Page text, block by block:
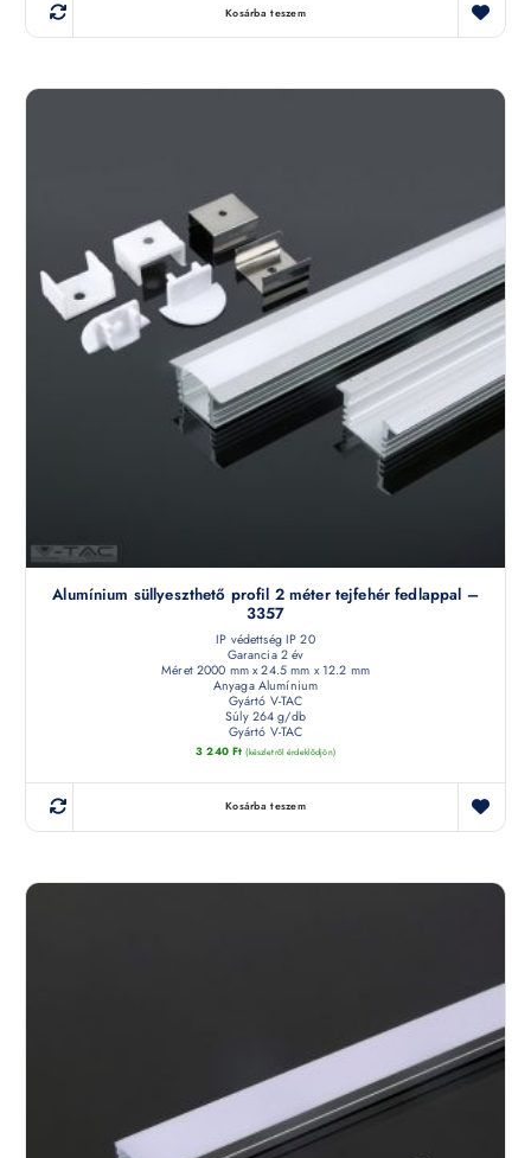
Kosárba teszem
Alumínium süllyeszthető profil 2 méter tejfehér fedlappal –
3357
IP védettség IP 20
Garancia 2 év
Méret 2000 mm x 24.5 mm x 12.2 mm
Anyaga Alumínium
Gyártó V-TAC
Súly 264 g/db
Gyártó V-TAC
3 240 Ft (készletről érdeklődjön)
Kosárba teszem